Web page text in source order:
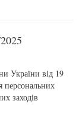
України від 19
персональних
заходів